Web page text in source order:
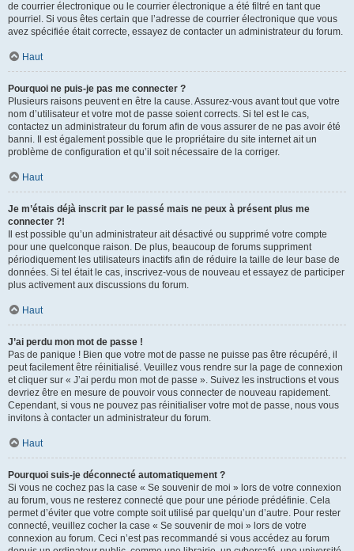
de courrier électronique ou le courrier électronique a été filtré en tant que
pourriel. Si vous êtes certain que l’adresse de courrier électronique que vous
avez spécifiée était correcte, essayez de contacter un administrateur du forum.
Haut
Pourquoi ne puis-je pas me connecter ?
Plusieurs raisons peuvent en être la cause. Assurez-vous avant tout que votre
nom d’utilisateur et votre mot de passe soient corrects. Si tel est le cas,
contactez un administrateur du forum afin de vous assurer de ne pas avoir été
banni. Il est également possible que le propriétaire du site internet ait un
problème de configuration et qu’il soit nécessaire de la corriger.
Haut
Je m’étais déjà inscrit par le passé mais ne peux à présent plus me
connecter ?!
Il est possible qu’un administrateur ait désactivé ou supprimé votre compte
pour une quelconque raison. De plus, beaucoup de forums suppriment
périodiquement les utilisateurs inactifs afin de réduire la taille de leur base de
données. Si tel était le cas, inscrivez-vous de nouveau et essayez de participer
plus activement aux discussions du forum.
Haut
J’ai perdu mon mot de passe !
Pas de panique ! Bien que votre mot de passe ne puisse pas être récupéré, il
peut facilement être réinitialisé. Veuillez vous rendre sur la page de connexion
et cliquer sur « J’ai perdu mon mot de passe ». Suivez les instructions et vous
devriez être en mesure de pouvoir vous connecter de nouveau rapidement.
Cependant, si vous ne pouvez pas réinitialiser votre mot de passe, nous vous
invitons à contacter un administrateur du forum.
Haut
Pourquoi suis-je déconnecté automatiquement ?
Si vous ne cochez pas la case « Se souvenir de moi » lors de votre connexion
au forum, vous ne resterez connecté que pour une période prédéfinie. Cela
permet d’éviter que votre compte soit utilisé par quelqu’un d’autre. Pour rester
connecté, veuillez cocher la case « Se souvenir de moi » lors de votre
connexion au forum. Ceci n’est pas recommandé si vous accédez au forum